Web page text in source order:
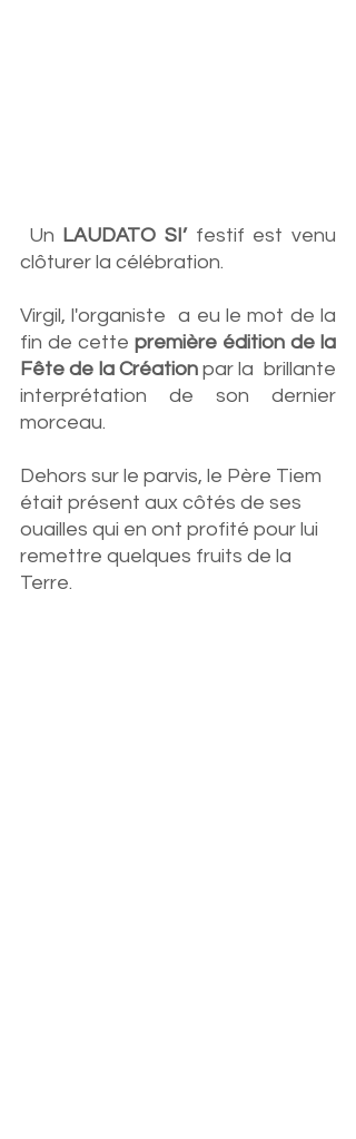
Un LAUDATO SI’ festif est venu
clôturer la célébration.
Virgil, l'organiste  a eu le mot de la
fin de cette première édition de la
Fête de la Création par la  brillante
interprétation de son dernier
morceau.
Dehors sur le parvis, le Père Tiem
était présent aux côtés de ses
ouailles qui en ont profité pour lui
remettre quelques fruits de la
Terre.